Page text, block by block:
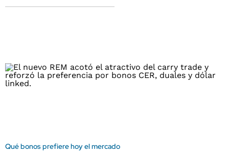
Qué bonos prefiere hoy el mercado